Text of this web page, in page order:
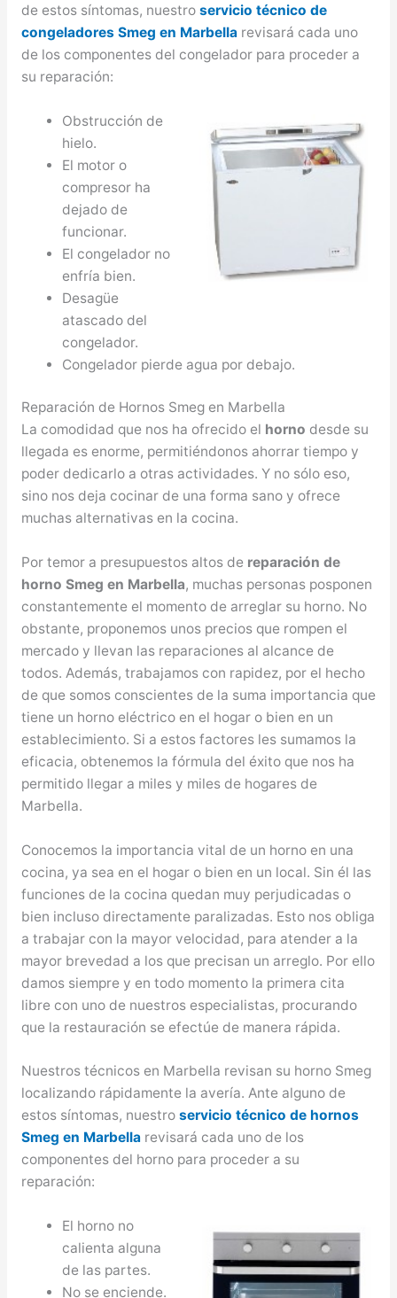
de estos síntomas, nuestro servicio técnico de
congeladores Smeg en Marbellarevisará cada uno
de los componentes del congelador para proceder a
su reparación:
Obstrucción de
hielo.
El motor o
compresor ha
dejado de
funcionar.
El congelador no
enfría bien.
Desagüe
atascado del
congelador.
Congelador pierde agua por debajo.
Reparación de Hornos Smeg en Marbella
La comodidad que nos ha ofrecido el horno desde su
llegada es enorme, permitiéndonos ahorrar tiempo y
poder dedicarlo a otras actividades. Y no sólo eso,
sino nos deja cocinar de una forma sano y ofrece
muchas alternativas en la cocina.
Por temor a presupuestos altos de reparación de
horno Smeg en Marbella, muchas personas posponen
constantemente el momento de arreglar su horno. No
obstante, proponemos unos precios que rompen el
mercado y llevan las reparaciones al alcance de
todos. Además, trabajamos con rapidez, por el hecho
de que somos conscientes de la suma importancia que
tiene un horno eléctrico en el hogar o bien en un
establecimiento. Si a estos factores les sumamos la
eficacia, obtenemos la fórmula del éxito que nos ha
permitido llegar a miles y miles de hogares de
Marbella.
Conocemos la importancia vital de un horno en una
cocina, ya sea en el hogar o bien en un local. Sin él las
funciones de la cocina quedan muy perjudicadas o
bien incluso directamente paralizadas. Esto nos obliga
a trabajar con la mayor velocidad, para atender a la
mayor brevedad a los que precisan un arreglo. Por ello
damos siempre y en todo momento la primera cita
libre con uno de nuestros especialistas, procurando
que la restauración se efectúe de manera rápida.
Nuestros técnicos en Marbella revisan su horno Smeg
localizando rápidamente la avería. Ante alguno de
estos síntomas, nuestro servicio técnico de hornos
Smeg en Marbellarevisará cada uno de los
componentes del horno para proceder a su
reparación:
El horno no
calienta alguna
de las partes.
No se enciende.